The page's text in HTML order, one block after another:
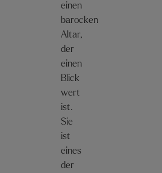
einen
barocken
Altar,
der
einen
Blick
wert
ist.
Sie
ist
eines
der